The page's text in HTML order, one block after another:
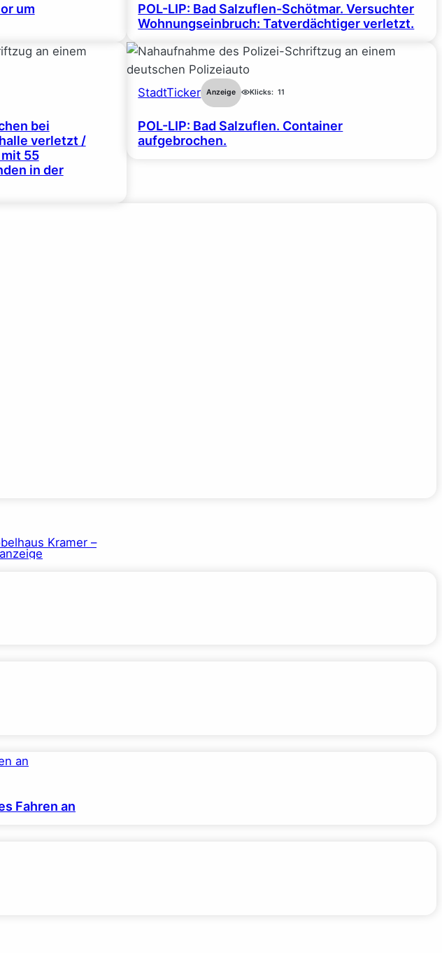
um
POL-LIP: Bad Salzuflen-Schötmar. Versuchter
Wohnungseinbruch: Tatverdächtiger verletzt.
bei
verletzt /
55
in der
StadtTicker Anzeige Klicks: 11
POL-LIP: Bad Salzuflen. Container
aufgebrochen.
Fahren an